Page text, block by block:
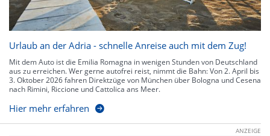
Urlaub an der Adria - schnelle Anreise auch mit dem Zug!
Mit dem Auto ist die Emilia Romagna in wenigen Stunden von Deutschland
aus zu erreichen. Wer gerne autofrei reist, nimmt die Bahn: Von 2. April bis
3. Oktober 2026 fahren Direktzüge von München über Bologna und Cesena
nach Rimini, Riccione und Cattolica ans Meer.
Hier mehr erfahren
ANZEIGE